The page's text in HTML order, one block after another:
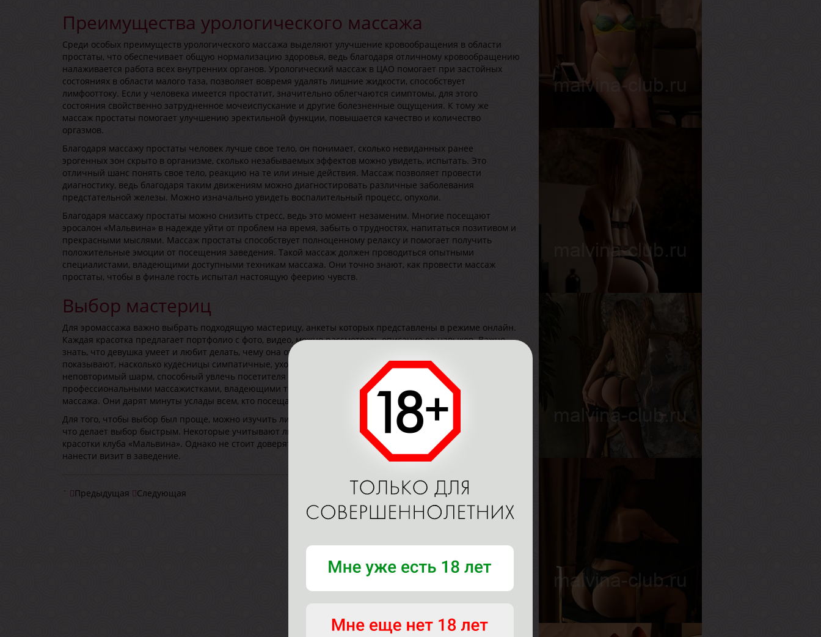
Преимущества урологического массажа
Среди особых преимуществ урологического массажа выделяют улучшение кровообращения в области
простаты, что обеспечивает общую нормализацию здоровья, ведь благодаря отличному кровообращению
налаживается работа всех внутренних органов. Урологический массаж в ЦАО помогает при застойных
состояниях в области малого таза, позволяет вовремя удалять лишние жидкости, способствует
лимфооттоку. Если у человека имеется простатит, значительно облегчаются симптомы, для этого
состояния свойственно затрудненное мочеиспускание и другие болезненные ощущения. К тому же
массаж простаты помогает улучшению эректильной функции, повышается качество и количество
оргазмов.
Благодаря массажу простаты человек лучше свое тело, он понимает, сколько невиданных ранее
эрогенных зон скрыто в организме, сколько незабываемых эффектов можно увидеть, испытать. Это
отличный шанс понять свое тело, реакцию на те или иные действия. Массаж позволяет провести
диагностику, ведь благодаря таким движениям можно диагностировать различные заболевания
предстательной железы. Можно изначально увидеть воспалительный процесс, опухоли.
Благодаря массажу простаты можно снизить стресс, ведь это момент незаменим. Многие посещают
эросалон «Мальвина» в надежде уйти от проблем на время, забыть о трудностях, напитаться позитивом и
прекрасными мыслями. Массаж простаты способствует полноценному релаксу и помогает получить
положительные эмоции от посещения заведения. Такой массаж должен проводиться опытными
специалистами, владеющими доступными техникам массажа. Они точно знают, как провести массаж
простаты, чтобы в финале гость испытал настоящую феерию чувств.
Выбор мастериц
Для эромассажа важно выбрать подходящую мастерицу, анкеты которых представлены в режиме онлайн.
Каждая красотка предлагает портфолио с фото, видео, можно рассмотреть описание ее навыков. Важно
знать, что девушка умеет и любит делать, чему она отдается всей душой. В режиме онлайн фото
показывают, насколько кудесницы симпатичные, ухоженные, некоторые просто роскошные. Они имеют
неповторимый шарм, способный увлечь посетителя в мир эротики и соблазна. Они являются
профессиональными массажистками, владеющими техниками тайского, тантрического, лечебного
массажа. Они дарят минуты услады всем, кто посещает заведение.
Для того, чтобы выбор был проще, можно изучить личные данные, часто указан размер груди, рост, вес,
что делает выбор быстрым. Некоторые учитывают личные данные, чтобы составить полный образ
красотки клуба «Мальвина». Однако не стоит доверять только отзывам посетителей, уже успевших
нанести визит в заведение.
` Предыдущая Следующая
Возраст27
Рост
168 см
53 кг
27
53 кг
25
168 см
52 кг
Рост
171 см
55 кг
Грудь